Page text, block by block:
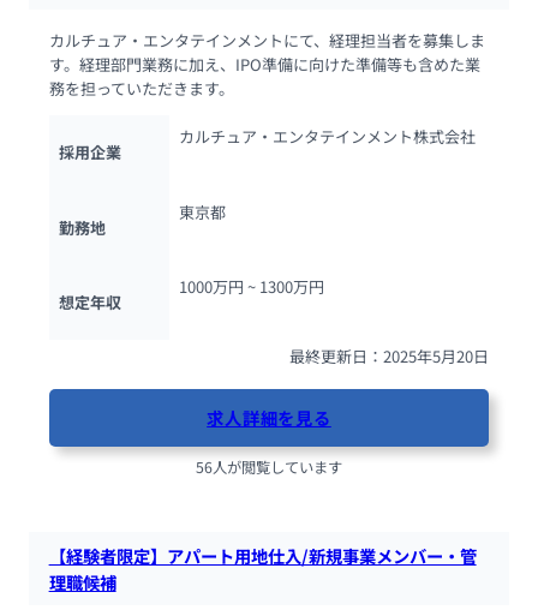
カルチュア・エンタテインメントにて、経理担当者を募集しま
す。経理部門業務に加え、IPO準備に向けた準備等も含めた業
務を担っていただきます。
採用企業
カルチュア・エンタテインメント株式会社
勤務地
東京都
想定年収
1000万円 ~ 1300万円
最終更新日：2025年5月20日
求人詳細を見る
56人が閲覧しています
【経験者限定】アパート用地仕入/新規事業メンバー・管
理職候補